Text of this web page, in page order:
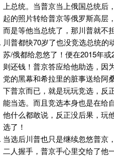
上总统。当普京当上俄国总统后
起的照片转给普京等俄罗斯高层
而是等他当总统了，那川普就不
川普都快70岁了也没竞选总统的
苏/俄都给忽悠了！便在2015年
则还钱！普京答应给他助选，因
党的黑幕和希拉里的脏事送给阿
下普京而已，就是玩玩竞选，反
能当选。而且竞选本身也是在给
他什么都敢说，反正没后果，玩
选了！
当选后川普也只是继续忽悠普京
二人握手，普京手心里交给了他